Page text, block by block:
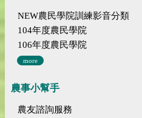
NEW農民學院訓練影音分類
104年度農民學院
106年度農民學院
more
農事小幫手
農友諮詢服務